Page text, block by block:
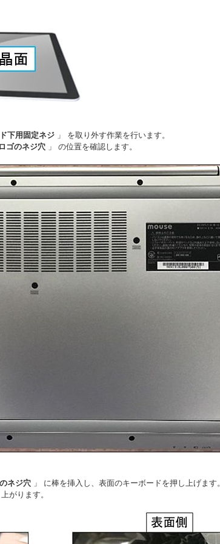
下用固定ネジ 」 を取り外す作業を行います。
ゴのネジ穴 」 の位置を確認します。
ネジ穴 」 に棒を挿入し、表面のキーボードを押し上げます。
がります。